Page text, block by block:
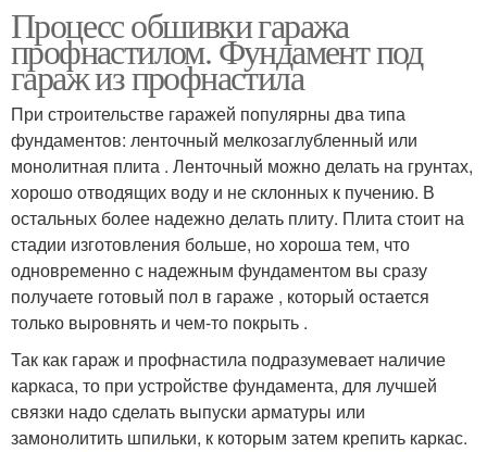
Процесс обшивки гаража
профнастилом. Фундамент под
гараж из профнастила
При строительстве гаражей популярны два типа
фундаментов: ленточный мелкозаглубленный или
монолитная плита . Ленточный можно делать на грунтах,
хорошо отводящих воду и не склонных к пучению. В
остальных более надежно делать плиту. Плита стоит на
стадии изготовления больше, но хороша тем, что
одновременно с надежным фундаментом вы сразу
получаете готовый пол в гараже , который остается
только выровнять и чем-то покрыть .
Так как гараж и профнастила подразумевает наличие
каркаса, то при устройстве фундамента, для лучшей
связки надо сделать выпуски арматуры или
замонолитить шпильки, к которым затем крепить каркас.